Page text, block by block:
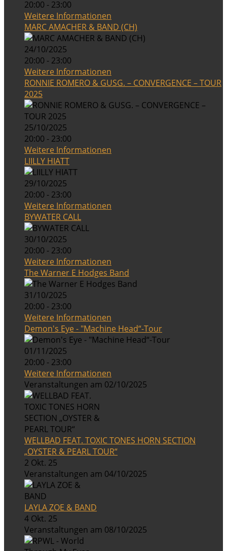
20:00 - 23:00
Weitere Informationen
MARC AMACHER & BAND (CH)
24/10/2025
20:00 - 23:00
Weitere Informationen
RONNIE ROMERO & GUSG. – CONVERGENCE – TOUR
2025
25/10/2025
20:00 - 23:00
Weitere Informationen
LIILLY HIATT
29/10/2025
20:00 - 23:00
Weitere Informationen
BYWATER CALL
30/10/2025
20:00 - 23:00
Weitere Informationen
The Warner E Hodges Band
31/10/2025
20:00 - 23:00
Weitere Informationen
Demon's Eye - "Machine Head“-Tour
01/11/2025
20:00 - 23:00
Weitere Informationen
Veranstaltungen am 02/10/2025
WELLBAD FEAT. TOXIC TONES HORN SECTION
„OYSTER & PEARL TOUR“
2 Okt. 25
Veranstaltungen am 04/10/2025
LAYLA ZOE & BAND
4 Okt. 25
Veranstaltungen am 08/10/2025